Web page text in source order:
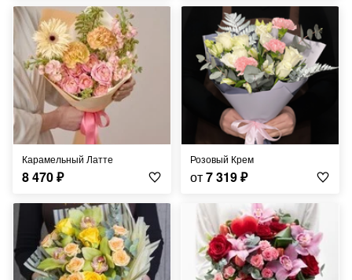
Карамельный Латте
8 470₽
Розовый Крем
от7 319₽